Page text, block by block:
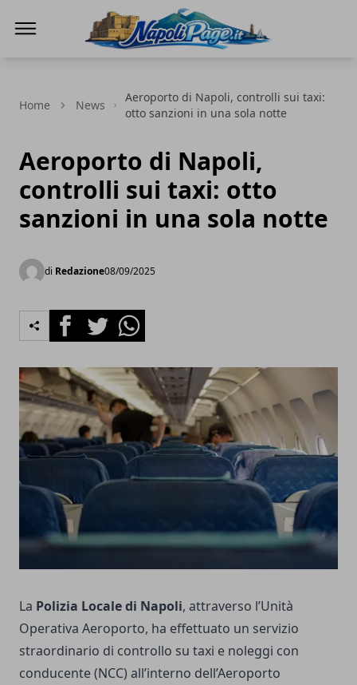
Home News
Aeroporto di Napoli, controlli sui taxi:
otto sanzioni in una sola notte
Aeroporto di Napoli,
controlli sui taxi: otto
sanzioni in una sola notte
di Redazione08/09/2025
FacebookTwitterWhatsapp
La Polizia Locale di Napoli, attraverso l’Unità
Operativa Aeroporto, ha effettuato un servizio
straordinario di controllo su taxi e noleggi con
conducente (NCC) all’interno dell’Aeroporto